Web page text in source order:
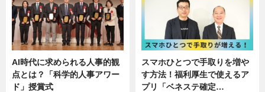
AI時代に求められる人事的観
点とは？「科学的人事アワー
ド」授賞式
スマホひとつで手取りを増や
す方法！福利厚生で使えるア
プリ「ベネステ確定…